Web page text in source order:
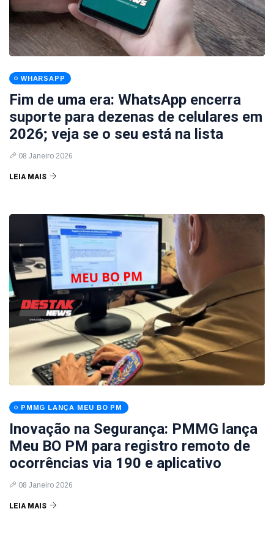
WHARSAPP
Fim de uma era: WhatsApp encerra
suporte para dezenas de celulares em
2026; veja se o seu está na lista
08 Janeiro 2026
LEIA MAIS
PMMG LANÇA MEU BO PM
Inovação na Segurança: PMMG lança
Meu BO PM para registro remoto de
ocorrências via 190 e aplicativo
08 Janeiro 2026
LEIA MAIS